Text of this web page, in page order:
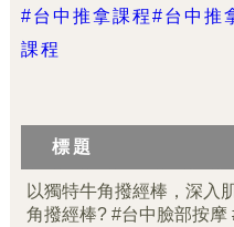
#台中推拿課程#台中推
課程
標題
以獨特牛角撥經棒，深入
角撥經棒? #台中臉部按